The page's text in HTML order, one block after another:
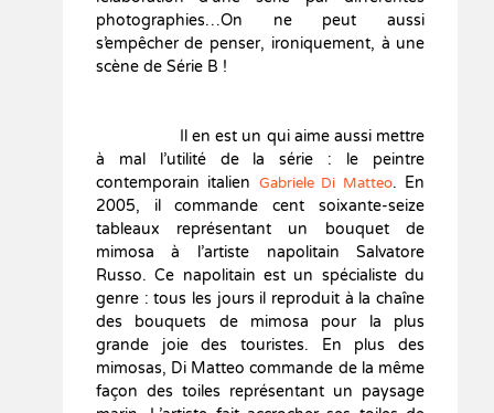
photographies…On ne peut aussi
s’empêcher de penser, ironiquement, à une
scène de Série B !
Il en est un qui aime aussi mettre
à mal l’utilité de la série : le peintre
contemporain italien Gabriele Di Matteo. En
2005, il commande cent soixante-seize
tableaux représentant un bouquet de
mimosa à l’artiste napolitain Salvatore
Russo. Ce napolitain est un spécialiste du
genre : tous les jours il reproduit à la chaîne
des bouquets de mimosa pour la plus
grande joie des touristes. En plus des
mimosas, Di Matteo commande de la même
façon des toiles représentant un paysage